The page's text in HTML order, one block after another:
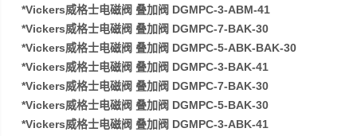
*Vickers威格士电磁阀 叠加阀 DGMPC-3-ABM-41
*Vickers威格士电磁阀 叠加阀 DGMPC-7-BAK-30
*Vickers威格士电磁阀 叠加阀 DGMPC-5-ABK-BAK-30
*Vickers威格士电磁阀 叠加阀 DGMPC-3-BAK-41
*Vickers威格士电磁阀 叠加阀 DGMPC-7-BAK-30
*Vickers威格士电磁阀 叠加阀 DGMPC-5-BAK-30
*Vickers威格士电磁阀 叠加阀 DGMPC-3-ABK-41